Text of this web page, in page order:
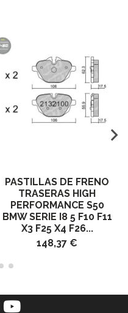
PASTILLAS DE FRENO
TRASERAS HIGH
PERFORMANCE S50
BMW SERIE I8 5 F10 F11
X3 F25 X4 F26...
148,37 €